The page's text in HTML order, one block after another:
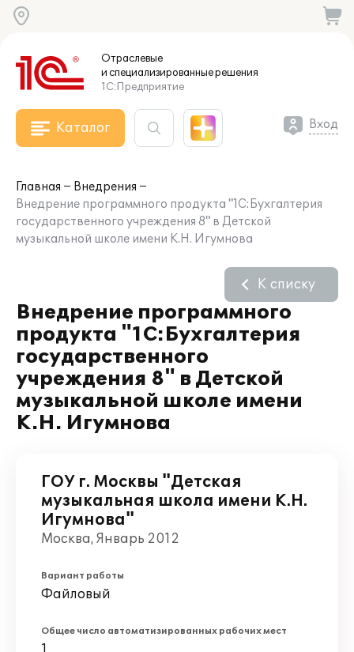
Отраслевые
и специализированныерешения
1С:Предприятие
Каталог Вход
Главная
Внедрения
Внедрение программного продукта "1С:Бухгалтерия
государственного учреждения 8" в Детской
музыкальной школе имени К.Н. Игумнова
Внедрение программного
продукта "1С:Бухгалтерия
государственного
учреждения 8" в Детской
музыкальной школе имени
К.Н. Игумнова
К списку
ГОУ г. Москвы "Детская
музыкальная школа имени К.Н.
Игумнова"
Москва, Январь 2012
Вариант работы
Файловый
Общее число автоматизированных рабочих мест